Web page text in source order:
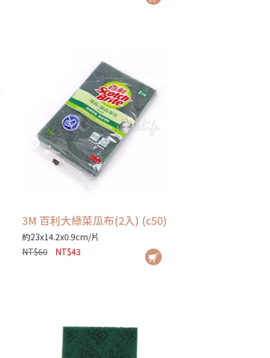
3M 百利大綠菜瓜布(2入) (c50)
約23x14.2x0.9cm/片
NT$60
NT$43